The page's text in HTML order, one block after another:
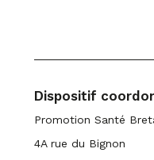
Dispositif
Promotion Santé
4A rue du Bignon